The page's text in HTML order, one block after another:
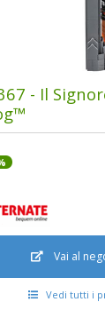
- Il
Vai al
Vedi tutti i